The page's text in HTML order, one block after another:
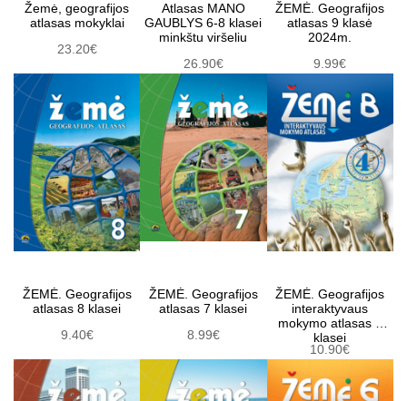
Žemė, geografijos
atlasas mokyklai
23.20€
Atlasas MANO
GAUBLYS 6-8 klasei
minkštu viršeliu
26.90€
ŽEMĖ. Geografijos
atlasas 9 klasė
2024m.
9.99€
ŽEMĖ. Geografijos
atlasas 8 klasei
9.40€
ŽEMĖ. Geografijos
atlasas 7 klasei
8.99€
ŽEMĖ. Geografijos
interaktyvaus
mokymo atlasas 8
klasei
10.90€